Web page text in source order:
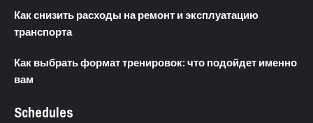
Как снизить расходы на ремонт и эксплуатацию
транспорта
Как выбрать формат тренировок: что подойдет именно
вам
Schedules